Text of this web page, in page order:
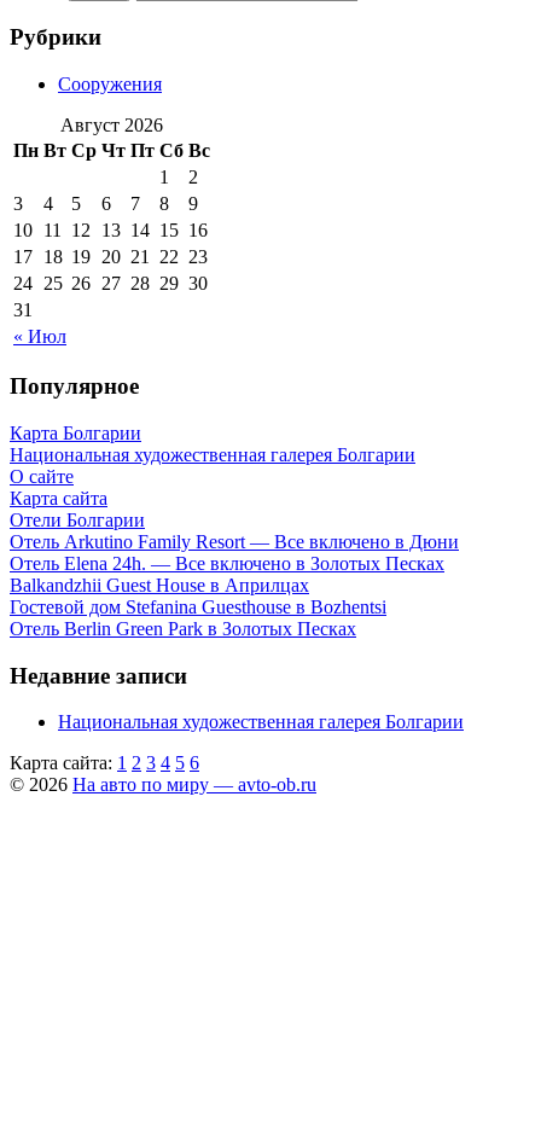
Рубрики
Сооружения
Август 2026
Пн Вт Ср Чт Пт Сб Вс
« Июл
1
2
3
4 5 6 7 8
9
10 11 12 13 14 15 16
17 18 19 20 21 22 23
24 25 26 27 28 29 30
31
Популярное
Карта Болгарии
Национальная художественная галерея Болгарии
О сайте
Карта сайта
Отели Болгарии
Отель Arkutino Family Resort — Все включено в Дюни
Отель Elena 24h. — Все включено в Золотых Песках
Balkandzhii Guest House в Априлцах
Гостевой дом Stefanina Guesthouse в Bozhentsi
Отель Berlin Green Park в Золотых Песках
Недавние записи
Национальная художественная галерея Болгарии
Карта сайта: 1 2 3 4 5 6
© 2026 На авто по миру — avto-ob.ru